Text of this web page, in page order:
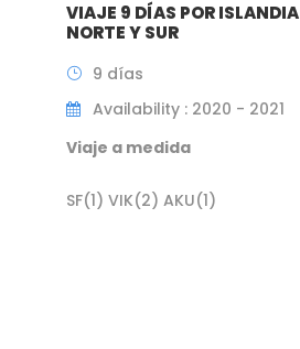
VIAJE 9 DÍAS POR ISLANDIA
NORTE Y SUR
9 días
Availability : 2020 - 2021
Viaje a medida
SF(1) VIK(2) AKU(1)